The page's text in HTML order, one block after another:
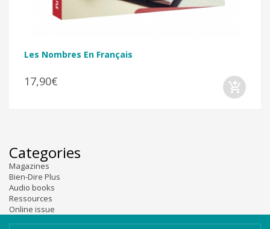
Les Nombres En Français
17,90€
Categories
Magazines
Bien-Dire Plus
Audio books
Ressources
Online issue